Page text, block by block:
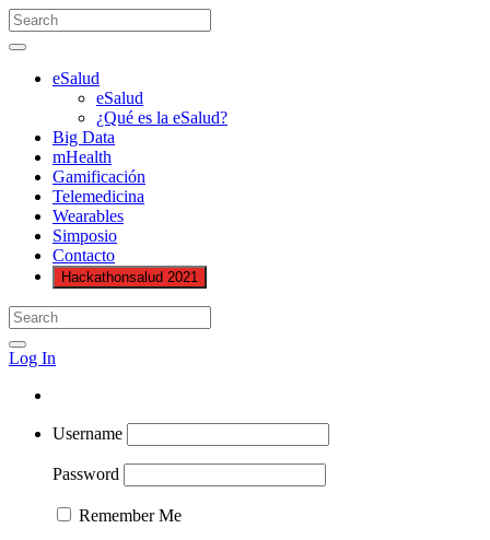
eSalud
eSalud
¿Qué es la eSalud?
Big Data
mHealth
Gamificación
Telemedicina
Wearables
Simposio
Contacto
Hackathonsalud 2021
Log In
Username
Password
Remember Me